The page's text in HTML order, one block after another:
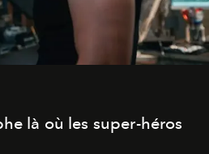
là où les super-héros